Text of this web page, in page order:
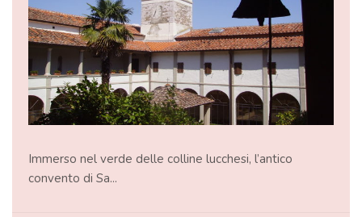
Immerso nel verde delle colline lucchesi, l’antico
convento di Sa...